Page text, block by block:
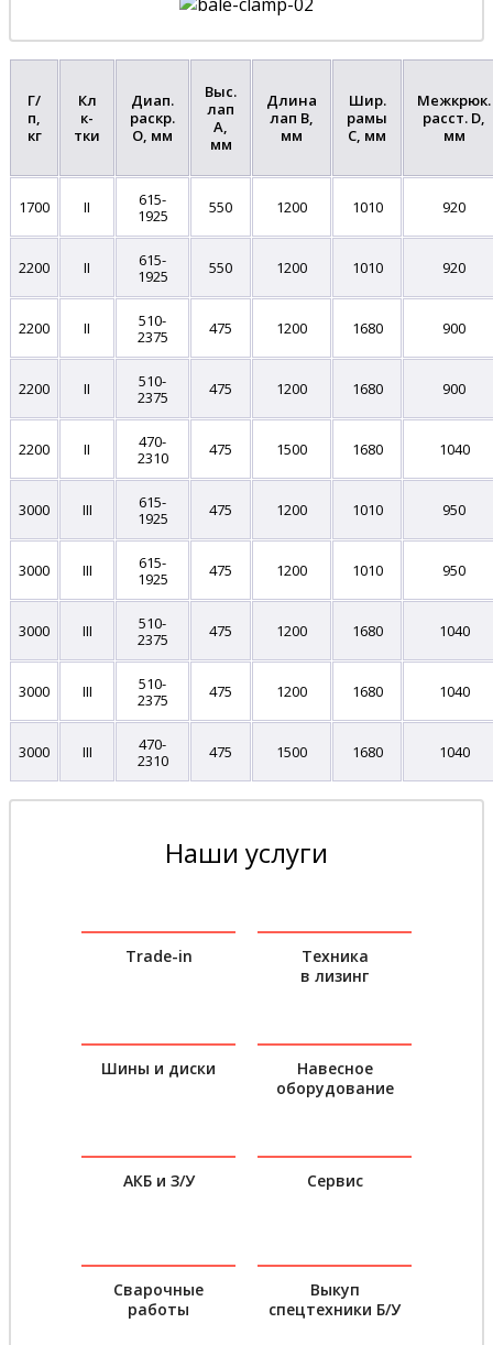
Г/
п,
кг
Кл
к-
тки
Диап.
раскр.
O, мм
Выс.
лап
A,
мм
Длина
лап B,
мм
Шир.
рамы
C, мм
Межкрюк.
расст. D,
мм
1700 II
615-
1925
550 1200 1010 920
2200 II
615-
1925
550 1200 1010 920
2200 II
510-
2375
475 1200 1680 900
2200 II
510-
2375
475 1200 1680 900
2200 II
470-
2310
475 1500 1680 1040
3000 III
615-
1925
475 1200 1010 950
3000 III
615-
1925
475 1200 1010 950
3000 III
510-
2375
475 1200 1680 1040
3000 III
510-
2375
475 1200 1680 1040
3000 III
470-
2310
475 1500 1680 1040
Наши услуги
Trade-in
Техника
в лизинг
Шины и диски
Навесное
оборудование
АКБ и З/У Сервис
Сварочные
работы
Выкуп
спецтехники Б/У